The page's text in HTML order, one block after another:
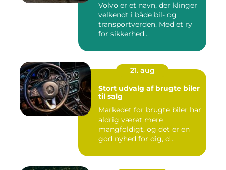
Volvo er et navn, der klinger
velkendt i både bil- og
transportverden. Med et ry
for sikkerhed...
21. aug
Stort udvalg af brugte biler
til salg
Markedet for brugte biler har
aldrig været mere
mangfoldigt, og det er en
god nyhed for dig, d...